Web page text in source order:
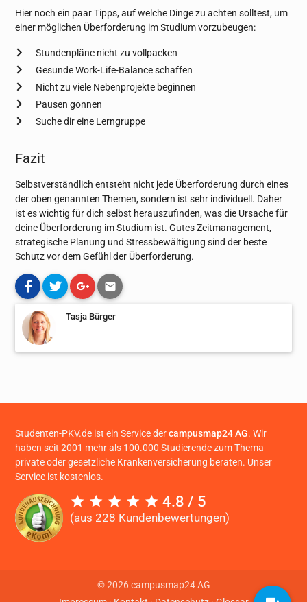
Hier noch ein paar Tipps, auf welche Dinge zu achten solltest, um
einer möglichen Überforderung im Studium vorzubeugen:
Stundenpläne nicht zu vollpacken
Gesunde Work-Life-Balance schaffen
Nicht zu viele Nebenprojekte beginnen
Pausen gönnen
Suche dir eine Lerngruppe
Fazit
Selbstverständlich entsteht nicht jede Überforderung durch eines
der oben genannten Themen, sondern ist sehr individuell. Daher
ist es wichtig für dich selbst herauszufinden, was die Ursache für
deine Überforderung im Studium ist. Gutes Zeitmanagement,
strategische Planung und Stressbewältigung sind der beste
Schutz vor dem Gefühl der Überforderung.
Tasja Bürger
Studenten-PKV.de ist ein Service dercampusmap24 AG. Wir
haben seit 2001 mehr als 100.000 Studierende zum Thema
private oder gesetzliche Krankenversicherung beraten. Unser
Service ist kostenlos.
4.8 / 5
(aus 228 Kundenbewertungen)
© 2026 campusmap24 AG